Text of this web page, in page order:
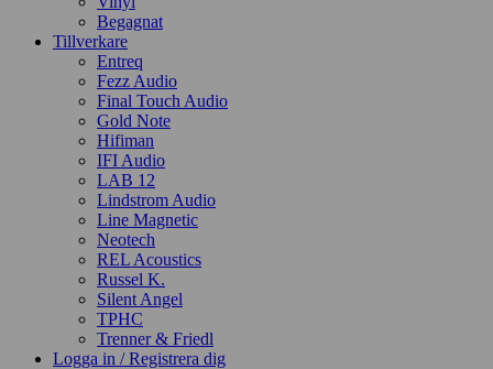
Begagnat
Tillverkare
Entreq
Fezz Audio
Final Touch Audio
Gold Note
Hifiman
IFI Audio
LAB 12
Lindstrom Audio
Line Magnetic
Neotech
REL Acoustics
Russel K.
Silent Angel
TPHC
Trenner & Friedl
Logga in / Registrera dig